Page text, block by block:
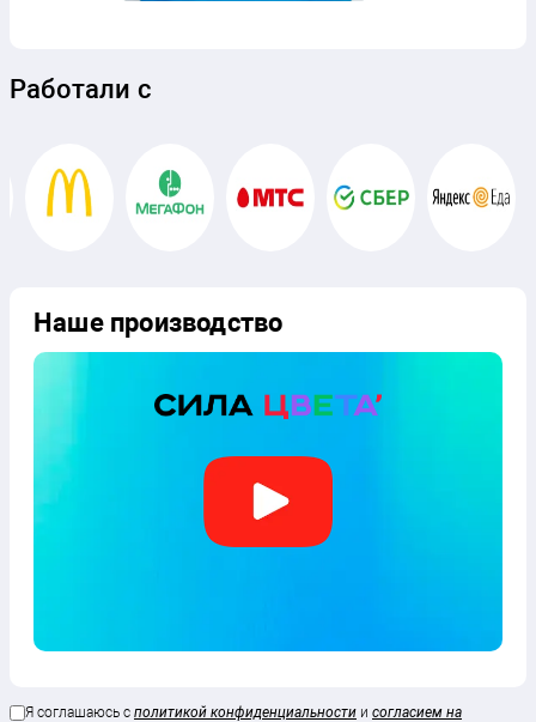
Работали с
Наше производство
Я соглашаюсь с политикой конфиденциальности и согласием на